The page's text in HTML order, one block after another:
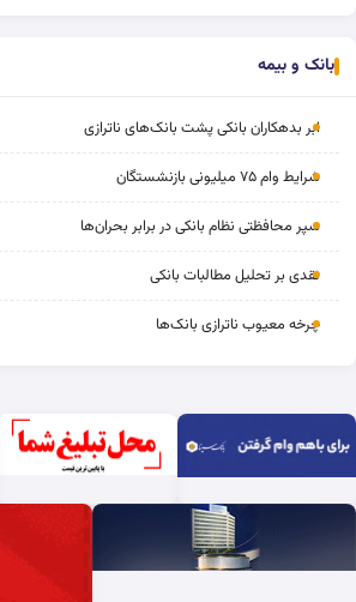
بانک و بیمه
ابر بدهکاران بانکی پشت بانک‌های ناترازی
شرایط وام ۷۵ میلیونی بازنشستگان
سپر محافظتی نظام بانکی در برابر بحران‌ها
نقدی بر تحلیل مطالبات بانکی
چرخه‌ معیوب ناترازی بانک‌ها